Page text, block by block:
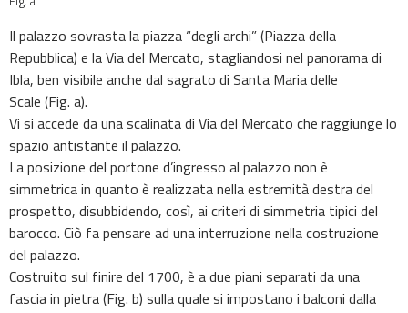
Il palazzo sovrasta la piazza “degli archi” (Piazza della
Repubblica) e la Via del Mercato, stagliandosi nel panorama di
Ibla, ben visibile anche dal sagrato di Santa Maria delle
Scale (Fig. a).
Vi si accede da una scalinata di Via del Mercato che raggiunge lo
spazio antistante il palazzo.
La posizione del portone d’ingresso al palazzo non è
simmetrica in quanto è realizzata nella estremità destra del
prospetto, disubbidendo, così, ai criteri di simmetria tipici del
barocco. Ciò fa pensare ad una interruzione nella costruzione
del palazzo.
Costruito sul finire del 1700, è a due piani separati da una
fascia in pietra(Fig. b) sulla quale si impostano i balconi dalla